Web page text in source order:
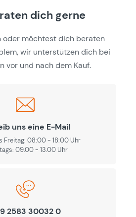
dich gerne
oder möchtest dich beraten
wir unterstützen dich bei
vor und nach dem Kauf.
uns eine E-Mail
Freitag: 08:00 - 18:00 Uhr
09.00 - 13.00 Uhr
2583 30032 0